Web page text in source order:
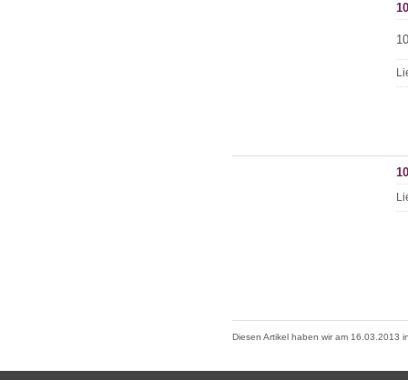
Diesen Artikel haben wir am 16.03.2013